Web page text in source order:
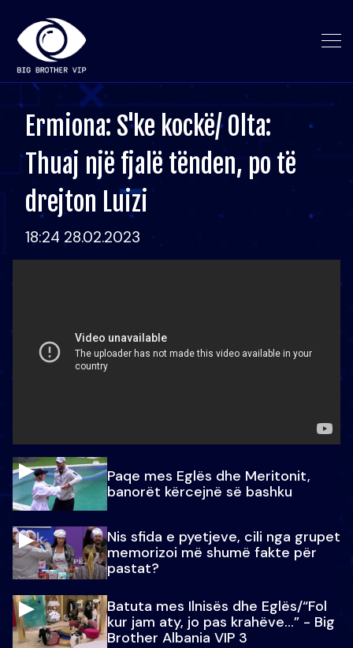
Ermiona: S'ke kockë/ Olta:
Thuaj një fjalë tënden, po të
drejton Luizi
18:24 28.02.2023
Paqe mes Eglës dhe Meritonit,
banorët kërcejnë së bashku
Nis sfida e pyetjeve, cili nga grupet
memorizoi më shumë fakte për
pastat?
Batuta mes Ilnisës dhe Eglës/“Fol
kur jam aty, jo pas krahëve…” - Big
Brother Albania VIP 3